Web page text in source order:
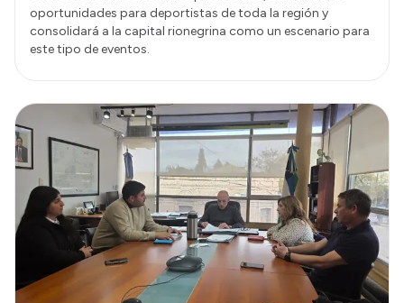
oportunidades para deportistas de toda la región y
consolidará a la capital rionegrina como un escenario para
este tipo de eventos.